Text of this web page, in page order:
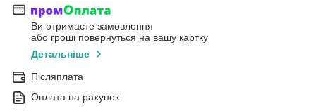
Ви отримаєте замовлення
або гроші повернуться на вашу картку
Детальніше
Післяплата
Оплата на рахунок